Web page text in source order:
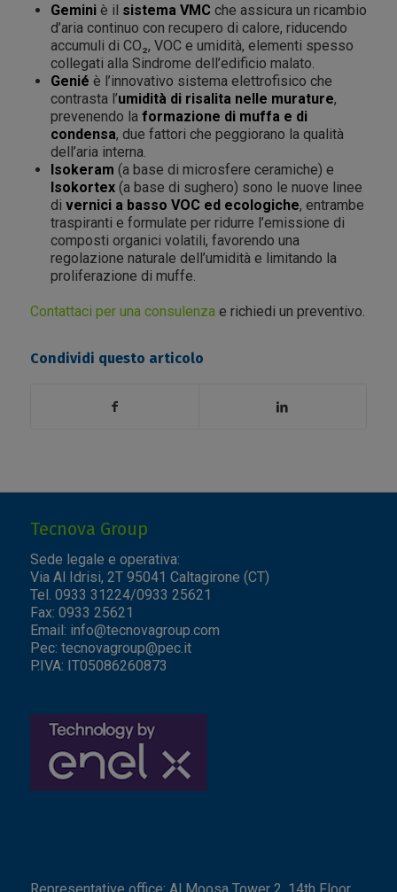
Geminiè il sistema VMCche assicura un ricambio
d’aria continuo con recupero di calore, riducendo
accumuli di CO₂, VOC e umidità, elementi spesso
collegati alla Sindrome dell’edificio malato.
Genié è l’innovativo sistema elettrofisico che
contrasta l’umidità di risalita nelle murature,
prevenendo la formazione di muffa e di
condensa, due fattori che peggiorano la qualità
dell’aria interna.
Isokeram (a base di microsfere ceramiche) e
Isokortex(a base di sughero) sono le nuove linee
di vernici a basso VOC ed ecologiche, entrambe
traspiranti e formulate per ridurre l’emissione di
composti organici volatili, favorendo una
regolazione naturale dell’umidità e limitando la
proliferazione di muffe.
Contattaci per una consulenza e richiedi un preventivo.
Condividi questo articolo
Tecnova Group
Sede legale e operativa:
Via Al Idrisi, 2T 95041 Caltagirone (CT)
Tel. 0933 31224/0933 25621
Fax: 0933 25621
Email: info@tecnovagroup.com
Pec: tecnovagroup@pec.it
P.IVA: IT05086260873